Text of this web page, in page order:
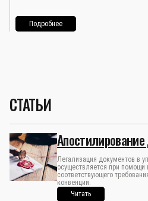
Подробнее
СТАТЬИ
Легализация документов в
осуществляется при
соответствующего
конвенции.
Читать